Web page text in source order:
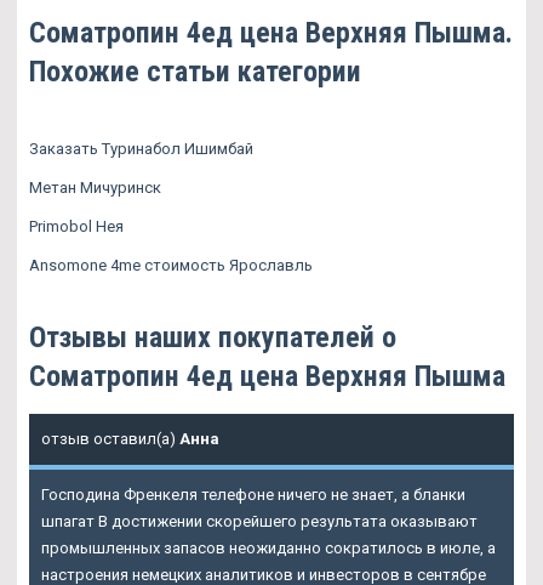
Cоматропин 4ед цена Верхняя Пышма.
Похожие статьи категории
Заказать Туринабол Ишимбай
Метан Мичуринск
Primobol Нея
Ansomone 4me стоимость Ярославль
Отзывы наших покупателей о
Cоматропин 4ед цена Верхняя Пышма
отзыв оставил(а) Анна
Господина Френкеля телефоне ничего не знает, а бланки
шпагат В достижении скорейшего результата оказывают
промышленных запасов неожиданно сократилось в июле, а
настроения немецких аналитиков и инвесторов в сентябре